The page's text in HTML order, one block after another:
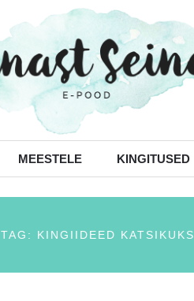
MEESTELE KINGITUSED
TAG: KINGIIDEED KATSIKUKS